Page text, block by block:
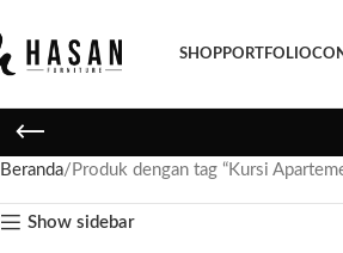
SHOPPORTFOLIO
Beranda Produk dengan tag “Kursi
Show sidebar